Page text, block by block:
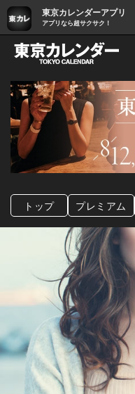
東京カレンダーアプリ
アプリなら超サクサク！
トップ プレミアム